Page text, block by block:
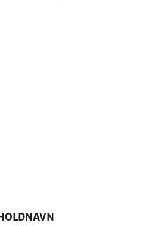
HOLDNAVN